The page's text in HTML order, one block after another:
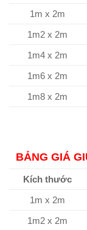
1m x 2m
1m2 x 2m
1m4 x 2m
1m6 x 2m
1m8 x 2m
BẢNG GIÁ
Kích thước
1m x 2m
1m2 x 2m